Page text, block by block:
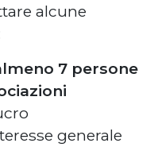
alcune
7 persone
generale